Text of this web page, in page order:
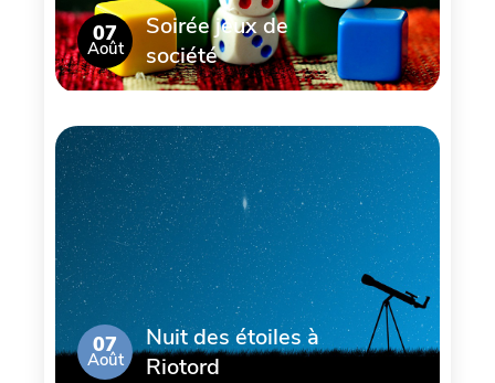
07
Août
Soirée jeux de
société
07
Août
Nuit des étoiles à
Riotord